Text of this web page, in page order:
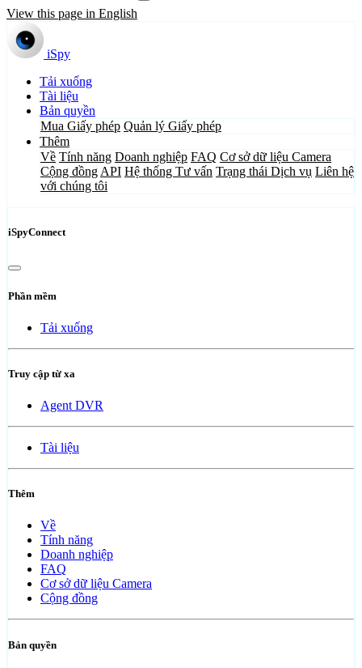
View this page in English
iSpy
Tải xuống
Tài liệu
Bản quyền
Mua Giấy phép Quản lý Giấy phép
Thêm
Về Tính năng Doanh nghiệp FAQ Cơ sở dữ liệu Camera
Cộng đồng API Hệ thống Tư vấn Trạng thái Dịch vụ Liên hệ
với chúng tôi
iSpyConnect
Phần mềm
Tải xuống
Truy cập từ xa
Agent DVR
Tài liệu
Thêm
Về
Tính năng
Doanh nghiệp
FAQ
Cơ sở dữ liệu Camera
Cộng đồng
Bản quyền